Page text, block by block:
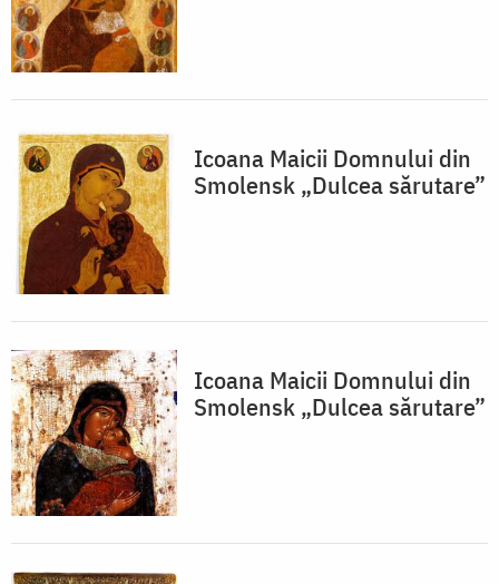
Icoana Maicii Domnului din
Smolensk „Dulcea sărutare”
Icoana Maicii Domnului din
Smolensk „Dulcea sărutare”